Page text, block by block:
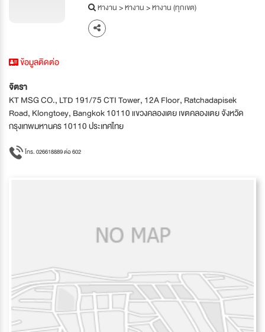
หางาน>หางาน>หางาน (ทุกเขต)
ข้อมูลติดต่อ
จิตรา
KT MSG CO., LTD 191/75 CTI Tower, 12A Floor, Ratchadapisek
Road, Klongtoey, Bangkok 10110 แขวงคลองเตย เขตคลองเตย จังหวัด
กรุงเทพมหานคร 10110 ประเทศไทย
โทร. 026618889 ต่อ 602